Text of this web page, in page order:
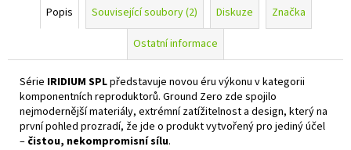
Popis Související soubory (2) Diskuze
Značka
Ostatní informace
Série IRIDIUM SPLpředstavuje novou éru výkonu v kategorii
komponentních reproduktorů. Ground Zero zde spojilo
nejmodernější materiály, extrémní zatížitelnost a design, který na
první pohled prozradí, že jde o produkt vytvořený pro jediný účel
– čistou, nekompromisní sílu.